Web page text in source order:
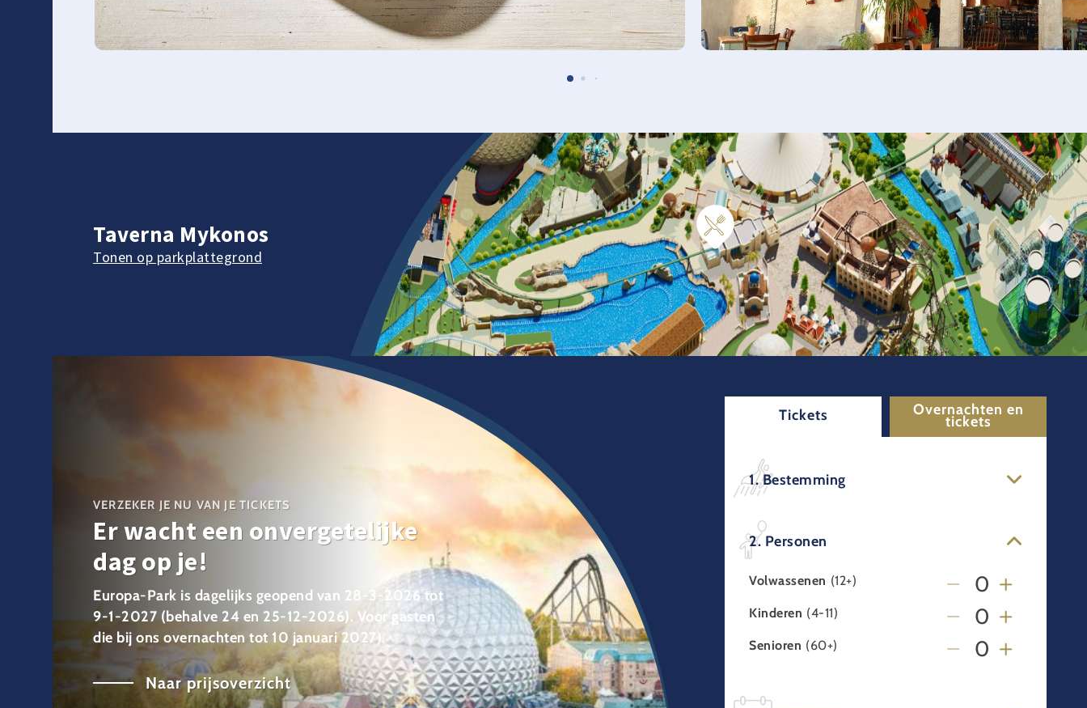
Taverna Mykonos
Tonen op parkplattegrond
VERZEKER JE NU VAN JE TICKETS
Er wacht een onvergetelijke
dag op je!
Europa-Park is dagelijks geopend van 28-3-2026 tot
9-1-2027 (behalve 24 en 25-12-2026). Voor gasten
die bij ons overnachten tot 10 januari 2027).
Naar prijsoverzicht
Tickets Overnachten en
tickets
1. Bestemming
2. Personen
Volwassenen (12+)
Kinderen (4-11)
Senioren (60+)